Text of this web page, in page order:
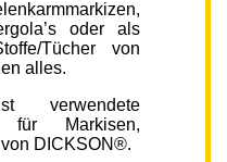
oder als
Tücher von
alles.
verwendete
für Markisen,
DICKSON®.